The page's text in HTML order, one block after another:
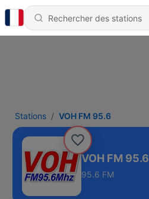
Stations VOH FM 95.6
VOH FM 95.6
95.6 FM